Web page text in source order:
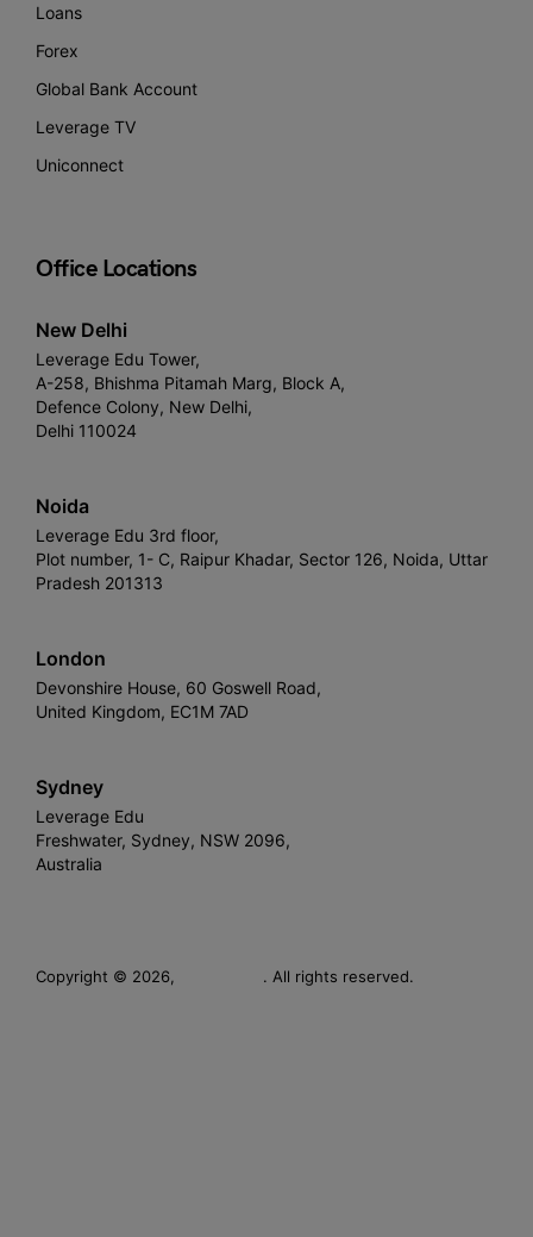
Loans
Forex
Global Bank Account
Leverage TV
Uniconnect
Office Locations
New Delhi
Leverage Edu Tower,
A-258, Bhishma Pitamah Marg, Block A,
Defence Colony, New Delhi,
Delhi 110024
Noida
Leverage Edu 3rd floor,
Plot number, 1- C, Raipur Khadar, Sector 126, Noida, Uttar
Pradesh 201313
London
Devonshire House, 60 Goswell Road,
United Kingdom, EC1M 7AD
Sydney
Leverage Edu
Freshwater, Sydney, NSW 2096,
Australia
Copyright © 2026, . All rights reserved.